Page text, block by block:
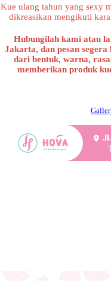
Kue ulang tahun yang sexy
dikreasikan mengikuti
Hubungilah kami atau
Jakarta, dan pesan
dari bentuk, warna,
memberikan produk